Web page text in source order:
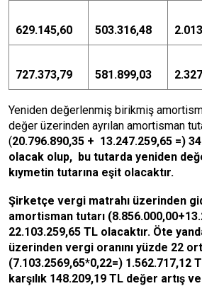
629.145,60 503.316,48
727.373,79 581.899,03
Yeniden değerlenmiş birikmiş
değer üzerinden ayrılan amortisman
(20.796.890,35 + 13.247.259,65 =)
olacak olup, bu tutarda yeniden
kıymetin tutarına eşit olacaktır.
Şirketçe vergi matrahı üzerinden
amortisman tutarı
22.103.259,65 TL olacaktır. Öte
üzerinden vergi oranını yüzde 22
(7.103.2569,65*0,22=) 1.562.717,12
karşılık 148.209,19 TL değer artış